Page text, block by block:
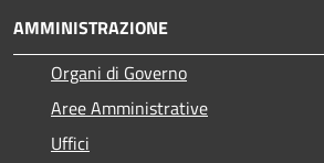
AMMINISTRAZIONE
Organi di Governo
Aree Amministrative
Uffici